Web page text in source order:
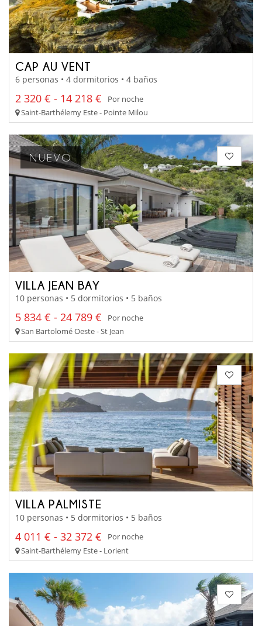
CAP AU VENT
6 personas • 4 dormitorios • 4 baños
2 320 € - 14 218 €
Por noche
Saint-Barthélemy Este - Pointe Milou
NUEVO
VILLA JEAN BAY
10 personas • 5 dormitorios • 5 baños
5 834 € - 24 789 €
Por noche
San Bartolomé Oeste - St Jean
VILLA PALMISTE
10 personas • 5 dormitorios • 5 baños
4 011 € - 32 372 €
Por noche
Saint-Barthélemy Este - Lorient